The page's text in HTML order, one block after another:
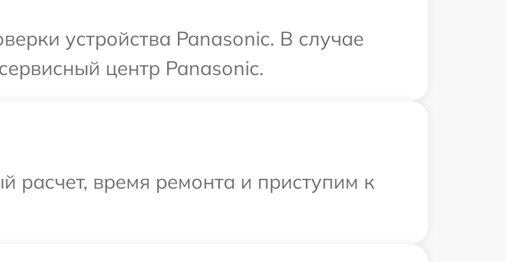
устройства Panasonic. В случае
центр Panasonic.
расчет, время ремонта и приступим к